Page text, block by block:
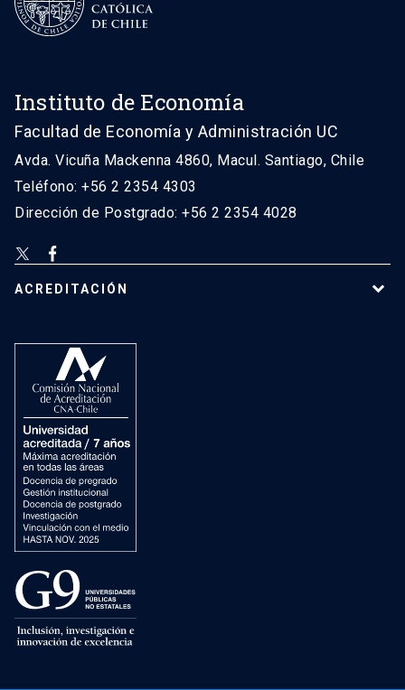
Instituto de Economía
Facultad de Economía y Administración UC
Avda. Vicuña Mackenna 4860, Macul. Santiago, Chile
Teléfono: +56 2 2354 4303
Dirección de Postgrado: +56 2 2354 4028
ACREDITACIÓN